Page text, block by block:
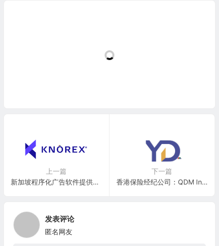
上一篇
新加坡程序化广告软件提供商：Knorex Pte Ltd(KNRX)
下一篇
香港保险经纪公司：QDM International Inc.(QDMI)
发表评论
匿名网友